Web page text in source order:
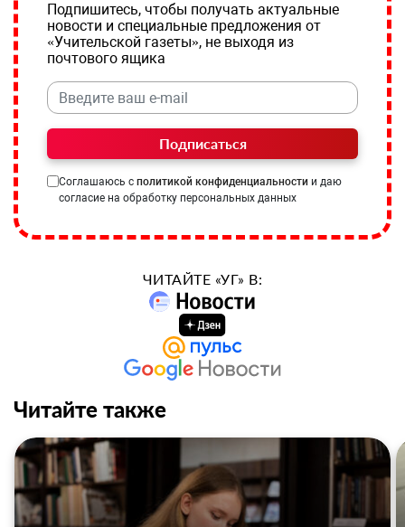
Подпишитесь, чтобы получать актуальные
новости и специальные предложения от
«Учительской газеты», не выходя из
почтового ящика
Подписаться
Соглашаюсь с политикой конфиденциальности и даю
согласие на обработку персональных данных
ЧИТАЙТЕ «УГ» В:
Читайте также